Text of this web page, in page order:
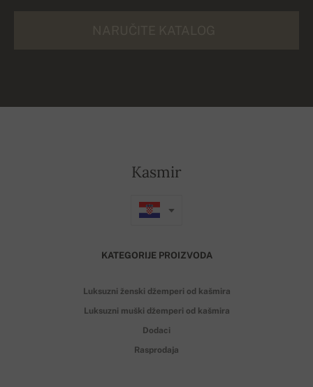
Kasmir
KATEGORIJE PROIZVODA
Luksuzni ženski džemperi od kašmira
Luksuzni muški džemperi od kašmira
Dodaci
Rasprodaja